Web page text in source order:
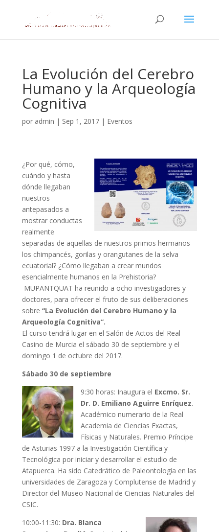
La Evolución del Cerebro
Humano y la Arqueología
Cognitiva
por admin | Sep 1, 2017| Eventos
¿Por qué, cómo,
cuándo y hasta
dónde llegaban
nuestros
antepasados a
mostrar conductas
realmente
separadas de aquellas de nuestros primos hermanos
los chimpancés, gorilas y orangutanes de la selva
ecuatorial? ¿Cómo llegaban a crear mundos
esencialmente humanos en la Prehistoria?
MUPANTQUAT ha reunido a ocho investigadores y
doctores, para ofrecer el fruto de sus deliberaciones
sobre “La Evolución del Cerebro Humano y la
Arqueología Cognitiva”.
El curso tendrá lugar en el Salón de Actos del Real
Casino de Murcia el sábado 30 de septiembre y el
domingo 1 de octubre del 2017.
Sábado 30 de septiembre
9:30 horas: Inaugura el Excmo. Sr.
Dr. D. Emiliano Aguirre Enríquez.
Académico numerario de la Real
Academia de Ciencias Exactas,
Físicas y Naturales. Premio Príncipe
de Asturias 1997 a la Investigación Científica y
Tecnológica por iniciar y desarrollar el estudio de
Atapuerca. Ha sido Catedrático de Paleontología en las
universidades de Zaragoza y Complutense de Madrid y
Director del Museo Nacional de Ciencias Naturales del
CSIC.
10:00-11:30: Dra. Blanca